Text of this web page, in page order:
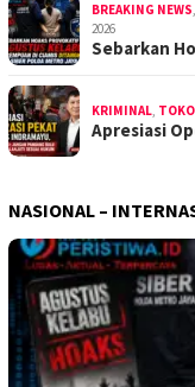
BREAKING NEWS,
2026
Sebarkan
KRIMINAL,
Apresiasi
NASIONAL –